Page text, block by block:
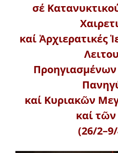
σέ
καί Ἀρχιερατικές
καί Κυριακῶν
καί
(26/